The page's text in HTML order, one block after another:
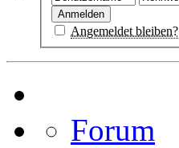
Angemeldet bleiben?
Forum